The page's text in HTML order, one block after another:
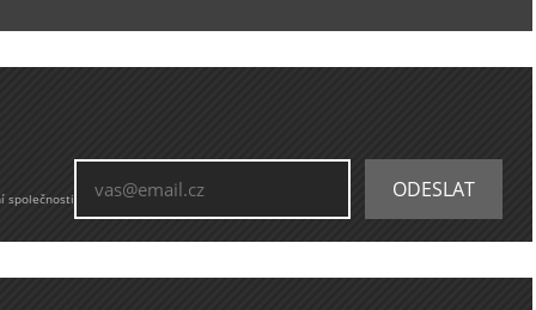
společnosti